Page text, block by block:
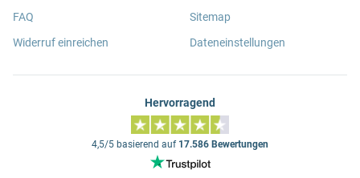
FAQ
Widerruf einreichen
Sitemap
Dateneinstellungen
Hervorragend
4,5/5 basierend auf 17.586 Bewertungen